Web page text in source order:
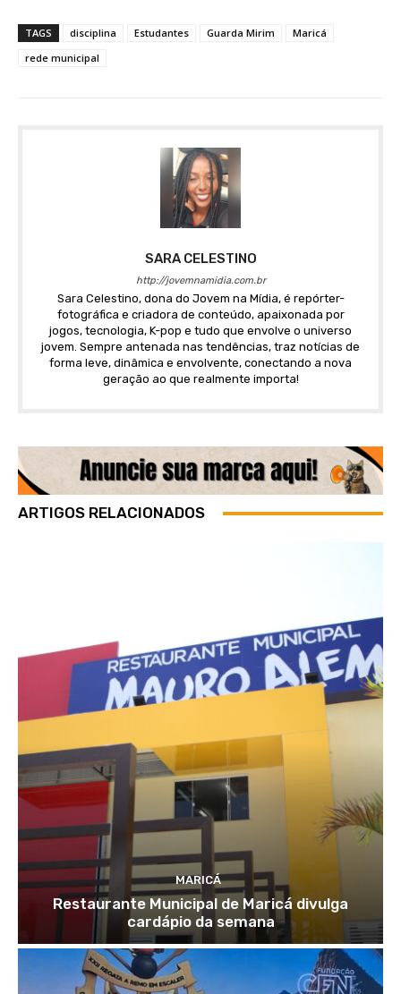
TAGS disciplina Estudantes Guarda Mirim
Maricá
rede municipal
SARA CELESTINO
http://jovemnamidia.com.br
Sara Celestino, dona do Jovem na Mídia, é repórter-
fotográfica e criadora de conteúdo, apaixonada por
jogos, tecnologia, K-pop e tudo que envolve o universo
jovem. Sempre antenada nas tendências, traz notícias de
forma leve, dinâmica e envolvente, conectando a nova
geração ao que realmente importa!
ARTIGOS RELACIONADOS
MARICÁ
Restaurante Municipal de Maricá divulga
cardápio da semana